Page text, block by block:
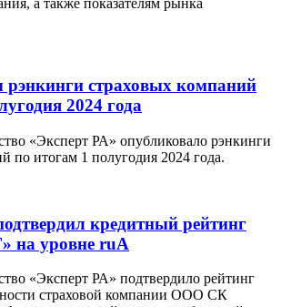
страховых компаний
2024 года
«Эксперт РА» опубликовало рэнкинги
по итогам 1 полугодия 2024 года.
кредитный рейтинг
уровне ruA
«Эксперт РА» подтвердило рейтинг
страховой компании ООО СК